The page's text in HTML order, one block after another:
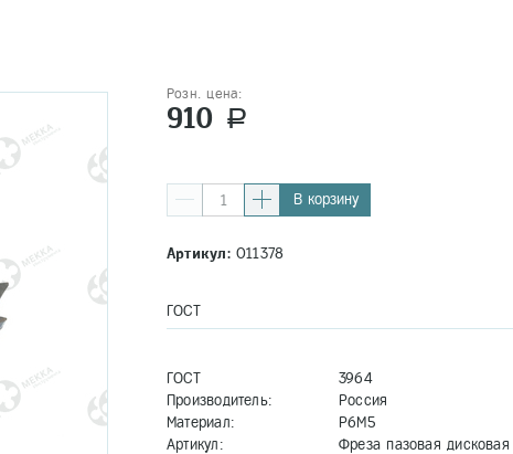
Розн. цена:
910 a
В корзину
Артикул:011378
ГОСТ
ГОСТ
3964
Производитель:
Россия
Материал:
Р6М5
Артикул:
Фреза пазовая